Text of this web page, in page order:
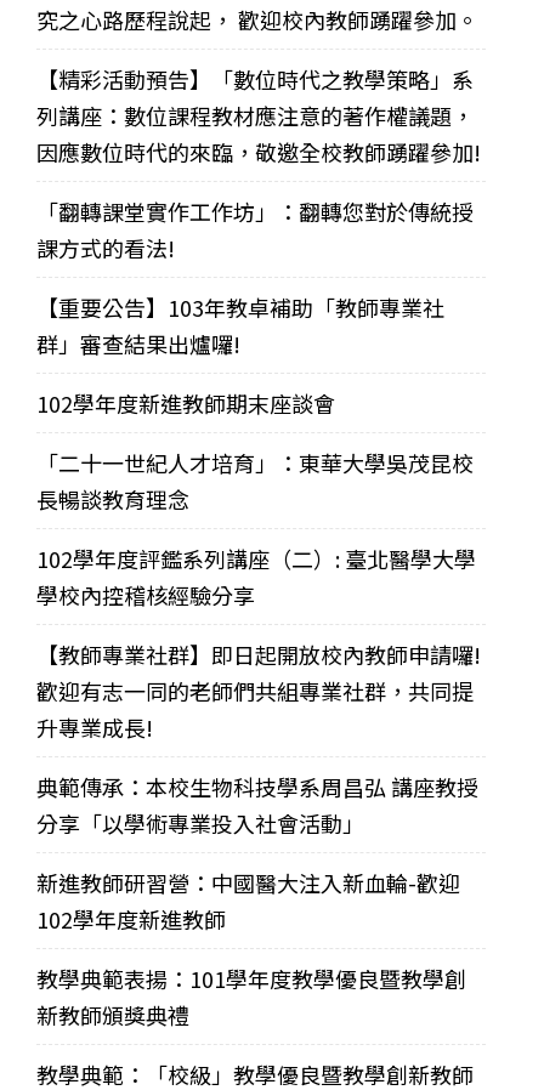
究之心路歷程說起， 歡迎校內教師踴躍參加。
【精彩活動預告】「數位時代之教學策略」系
列講座：數位課程教材應注意的著作權議題，
因應數位時代的來臨，敬邀全校教師踴躍參加!
「翻轉課堂實作工作坊」：翻轉您對於傳統授
課方式的看法!
【重要公告】103年教卓補助「教師專業社
群」審查結果出爐囉!
102學年度新進教師期末座談會
「二十一世紀人才培育」：東華大學吳茂昆校
長暢談教育理念
102學年度評鑑系列講座（二）: 臺北醫學大學
學校內控稽核經驗分享
【教師專業社群】即日起開放校內教師申請囉!
歡迎有志一同的老師們共組專業社群，共同提
升專業成長!
典範傳承：本校生物科技學系周昌弘 講座教授
分享「以學術專業投入社會活動」
新進教師研習營：中國醫大注入新血輪-歡迎
102學年度新進教師
教學典範表揚：101學年度教學優良暨教學創
新教師頒獎典禮
教學典範：「校級」教學優良暨教學創新教師